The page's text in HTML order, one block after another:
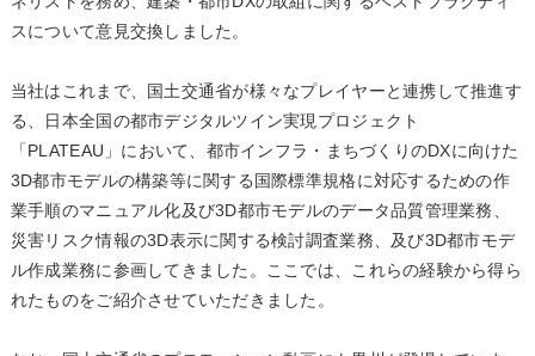
スについて意見交換しました。
当社はこれまで、国土交通省が様々なプレイヤーと連携して推進す
る、日本全国の都市デジタルツイン実現プロジェクト
「PLATEAU」において、都市インフラ・まちづくりのDXに向けた
3D都市モデルの構築等に関する国際標準規格に対応するための作
業手順のマニュアル化及び3D都市モデルのデータ品質管理業務、
災害リスク情報の3D表示に関する検討調査業務、及び3D都市モデ
ル作成業務に参画してきました。ここでは、これらの経験から得ら
れたものをご紹介させていただきました。